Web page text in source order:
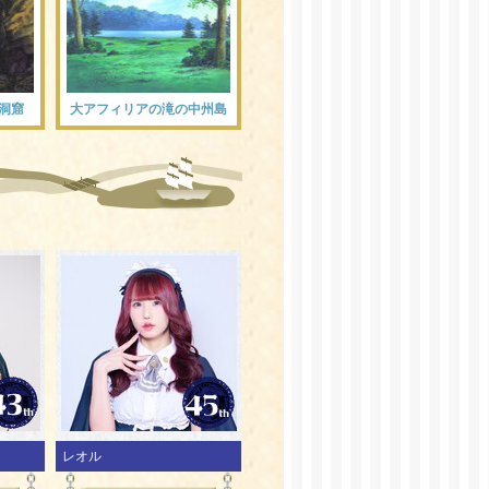
窟 大アフィリアの滝の中州島
レオル